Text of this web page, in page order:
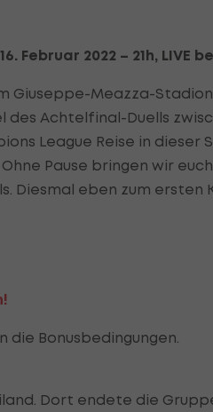
2022 – 21h, LIVE
Giuseppe-Meazza-
des Achtelfinal-Duells
League Reise in dieser
Pause bringen wir
Diesmal eben zum ersten
die Bonusbedingungen.
Dort endete die